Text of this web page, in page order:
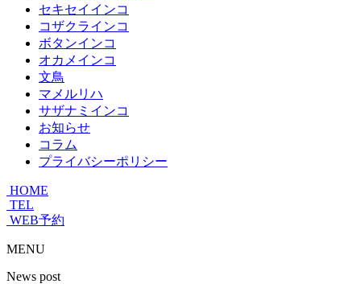
セキセイインコ
コザクラインコ
ボタンインコ
オカメインコ
文鳥
マメルリハ
サザナミインコ
お知らせ
コラム
プライバシーポリシー
HOME
TEL
WEB予約
MENU
News post